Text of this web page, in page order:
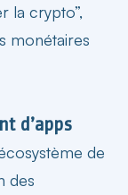
la crypto”,
monétaires
d’apps
de
des